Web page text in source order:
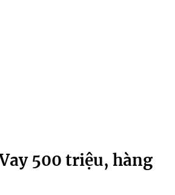
Infographic
500 triệu, hàng